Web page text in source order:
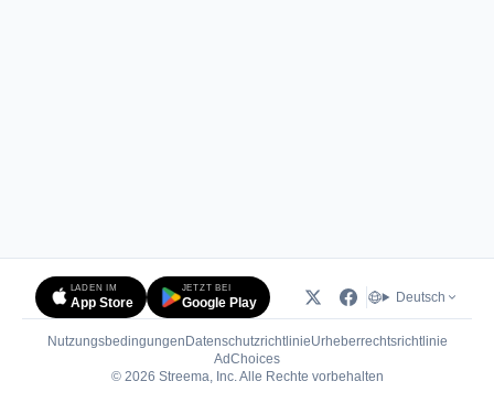
LADEN IM
App Store
JETZT BEI
Google Play Deutsch
Nutzungsbedingungen DatenschutzrichtlinieUrheberrechtsrichtlinie
AdChoices(öffnet in neuem Tab)
© 2026 Streema, Inc. Alle Rechte vorbehalten